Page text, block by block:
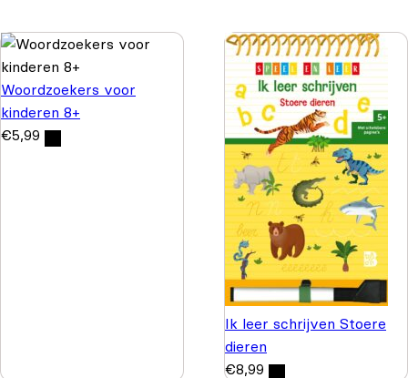
Woordzoekers voor
kinderen 8+
€5,99
Ik leer schrijven Stoere
dieren
€8,99